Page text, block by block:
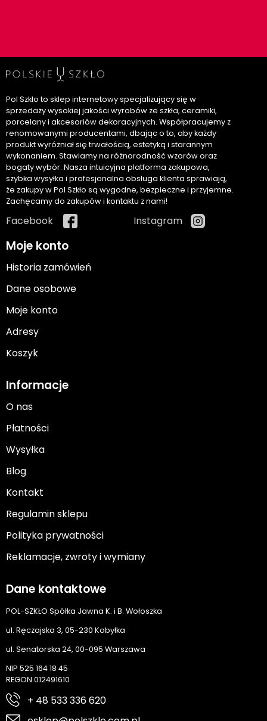
Pol Szkło to sklep internetowy specjalizujący się w
sprzedaży wysokiej jakości wyrobów ze szkła, ceramiki,
porcelany i akcesoriów dekoracyjnych. Współpracujemy z
renomowanymi producentami, dbając o to, aby każdy
produkt wyróżniał się trwałością, estetyką i starannym
wykonaniem. Stawiamy na różnorodność wzorów oraz
bogaty wybór. Nasza intuicyjna platforma zakupowa,
szybka wysyłka i profesjonalna obsługa klienta sprawiają,
że zakupy w Pol Szkło są wygodne, bezpieczne i przyjemne.
Zachęcamy do zakupów i kontaktu z nami!
Facebook Instagram
Moje konto
Historia zamówień
Dane osobowe
Moje konto
Adresy
Koszyk
Informacje
O nas
Płatności
Wysyłka
Blog
Kontakt
Regulamin sklepu
Polityka prywatności
Reklamacje, zwroty i wymiany
Dane kontaktowe
POL-SZKŁO Spółka Jawna K. i B. Wołoszka
ul. Ręczajska 3, 05-230 Kobyłka
ul. Senatorska 24, 00-095 Warszawa
NIP 525 164 18 45
REGON 012491610
+ 48 533 336 620